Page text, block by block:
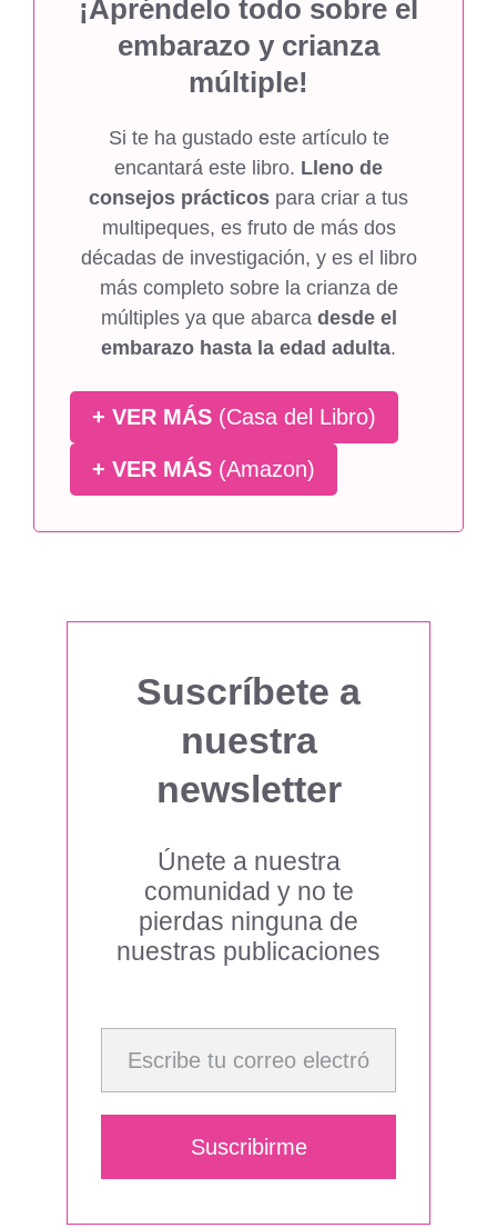
¡Apréndelo todo sobre el
embarazo y crianza
múltiple!
Si te ha gustado este artículo te
encantará este libro. Lleno de
consejos prácticos para criar a tus
multipeques, es fruto de más dos
décadas de investigación, y es el libro
más completo sobre la crianza de
múltiples ya que abarca desde el
embarazo hasta la edad adulta.
+ VER MÁS (Casa del Libro)
+ VER MÁS (Amazon)
Suscríbete a
nuestra
newsletter
Únete a nuestra
comunidad y no te
pierdas ninguna de
nuestras publicaciones
Escribe tu correo electrónico…
Suscribirme